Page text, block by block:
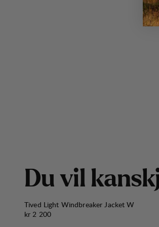
Du vil kansk
Tived Light Windbreaker Jacket W
Pris:
kr 2 200